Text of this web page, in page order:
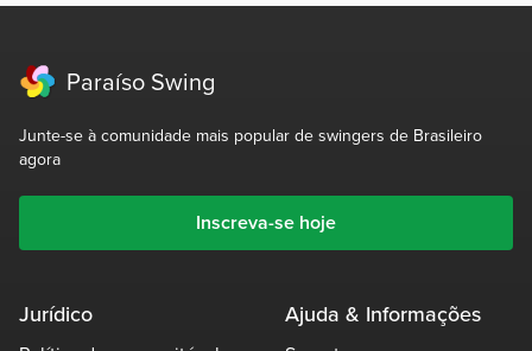
Paraíso Swing
Junte-se à comunidade mais popular de swingers de Brasileiro
agora
Inscreva-se hoje
Jurídico Ajuda & Informações